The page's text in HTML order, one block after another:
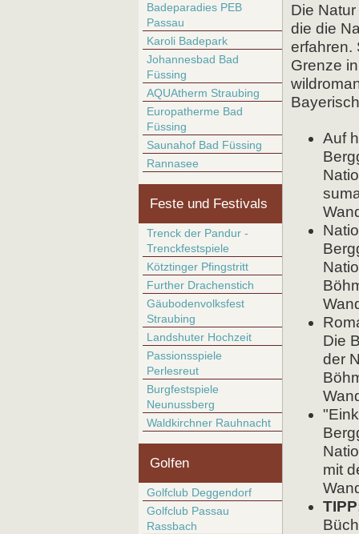
Badeparadies PEB
Passau
Karoli Badepark
Johannesbad Bad
Füssing
AQUAtherm Straubing
Europatherme Bad
Füssing
Saunahof Bad Füssing
Rannasee
Feste und Festivals
Trenck der Pandur -
Trenckfestspiele
Kötztinger Pfingstritt
Further Drachenstich
Gäubodenvolksfest
Straubing
Landshuter Hochzeit
Passionsspiele
Perlesreut
Burgfestspiele
Neunussberg
Waldkirchner Rauhnacht
Golfen
Golfclub Deggendorf
Golfclub Passau
Rassbach
Die
die die
erfahren.
Grenze
Auf
Die
der
mit